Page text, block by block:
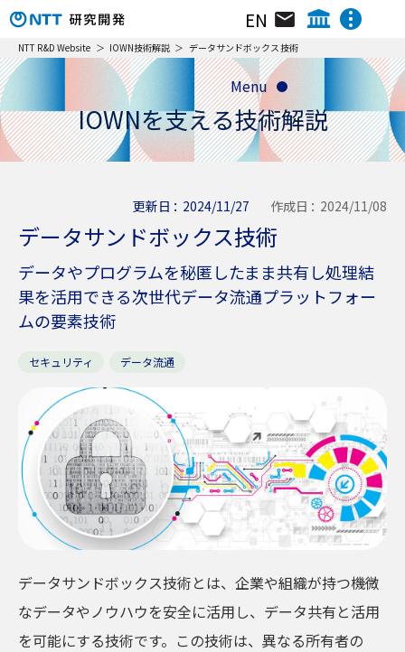
EN
NTT IOWN総合イノベーションセンタ
NTTテクノロジーイノベーションセンタ
NTTネットワークテクノロジーセンタ
NTTコンピューティングテクノロジーセンタ
NTTデバイステクノロジーセンタ
NTT人間情報研究所
NTT社会情報研究所
NTT情報ネットワーク総合研究所
NTTネットワークサービスシステム研究所
NTTアクセスサービスシステム研究所
NTT宇宙環境エネルギー研究所
NTT先端技術総合研究所
NTT未来ねっと研究所
NTT先端集積デバイス研究所
NTTコミュニケーション科学基礎研究所
NTT物性科学基礎研究所
総合研究所・研究所の一覧
特定分野の研究センタ一覧
NTT知的財産センタ
組織･研究員･所在地
ニュース&トピックス
リサーチ＆アクティビティ
NTTホーム 株主・投資家情報
NTT R&D Website IOWN技術解説 データサンドボックス技術
IOWNを支える技術解説
Menu
更新日 2024/11/27 作成日 2024/11/08
データサンドボックス技術
データやプログラムを秘匿したまま共有し処理結
果を活用できる次世代データ流通プラットフォー
ムの要素技術
セキュリティ データ流通
データサンドボックス技術とは、企業や組織が持つ機微
なデータやノウハウを安全に活用し、データ共有と活用
を可能にする技術です。この技術は、異なる所有者の